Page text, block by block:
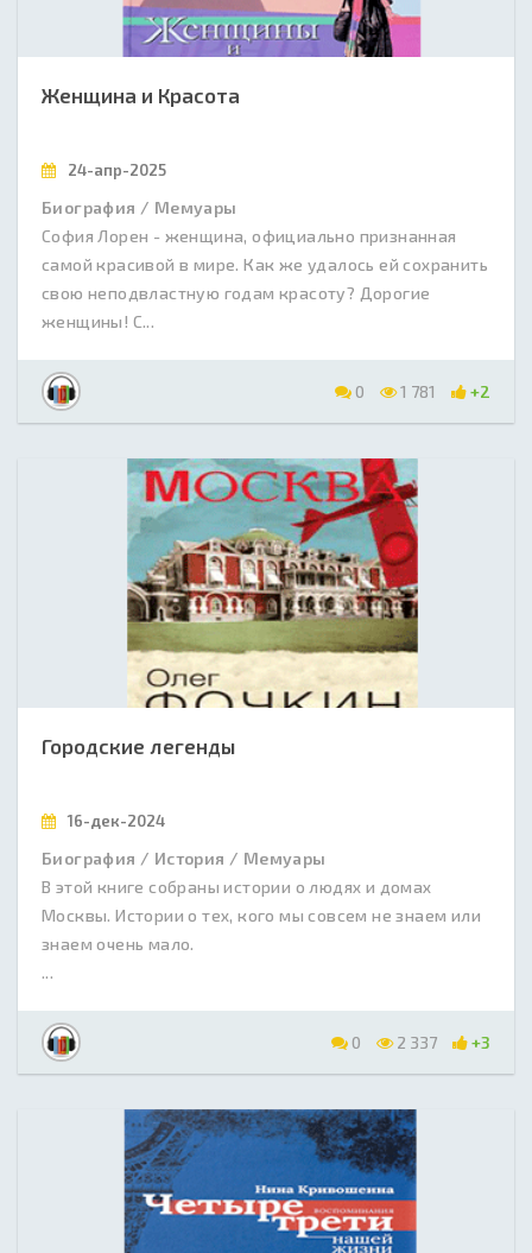
Женщина и Красота
24-апр-2025
Биография / Мемуары
София Лорен - женщина, официально признанная
самой красивой в мире. Как же удалось ей сохранить
свою неподвластную годам красоту? Дорогие
женщины! С...
0 1 781 +2
Городские легенды
16-дек-2024
Биография / История / Мемуары
В этой книге собраны истории о людях и домах
Москвы. Истории о тех, кого мы совсем не знаем или
знаем очень мало.
...
0 2 337 +3